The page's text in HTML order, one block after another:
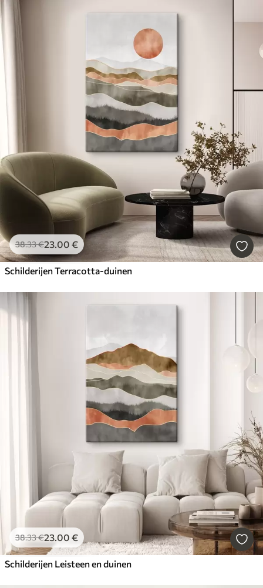
38.33€23.00 €
Schilderijen Terracotta-duinen
38.33€23.00 €
Schilderijen Leisteen en duinen